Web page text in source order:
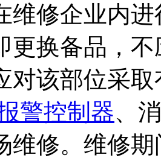
维修企业内
更换备品，
对该部位采
警控制器、
维修。维修